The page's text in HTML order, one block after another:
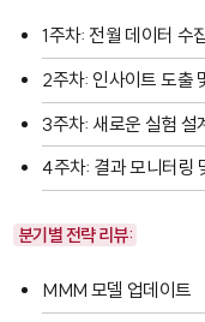
1주차: 전월 데이터 수
2주차: 인사이트 도출
3주차: 새로운 실험 설
4주차: 결과 모니터링
분기별 전략 리뷰:
MMM 모델 업데이트